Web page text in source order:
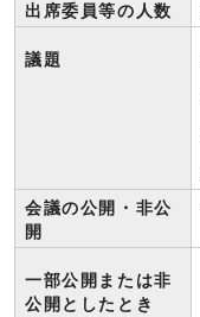
出席委員等の人数
議題
会議の公開・非公
開
一部公開または非
公開としたとき